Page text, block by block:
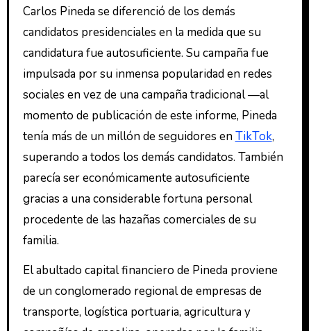
Carlos Pineda se diferenció de los demás
candidatos presidenciales en la medida que su
candidatura fue autosuficiente. Su campaña fue
impulsada por su inmensa popularidad en redes
sociales en vez de una campaña tradicional —al
momento de publicación de este informe, Pineda
tenía más de un millón de seguidores enTikTok,
superando a todos los demás candidatos. También
parecía ser económicamente autosuficiente
gracias a una considerable fortuna personal
procedente de las hazañas comerciales de su
familia.
El abultado capital financiero de Pineda proviene
de un conglomerado regional de empresas de
transporte, logística portuaria, agricultura y